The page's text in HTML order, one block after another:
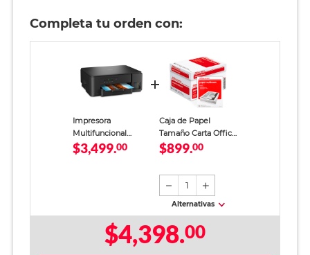
Completa tu orden con:
Impresora
Multifuncional
Brother 3 en 1 DCP-
T230 Inyección de
$3,499.00
Caja de Papel
Tamaño Carta Office
Depot Blanco 5000
$899.00
1
Alternativas
$4,398.00